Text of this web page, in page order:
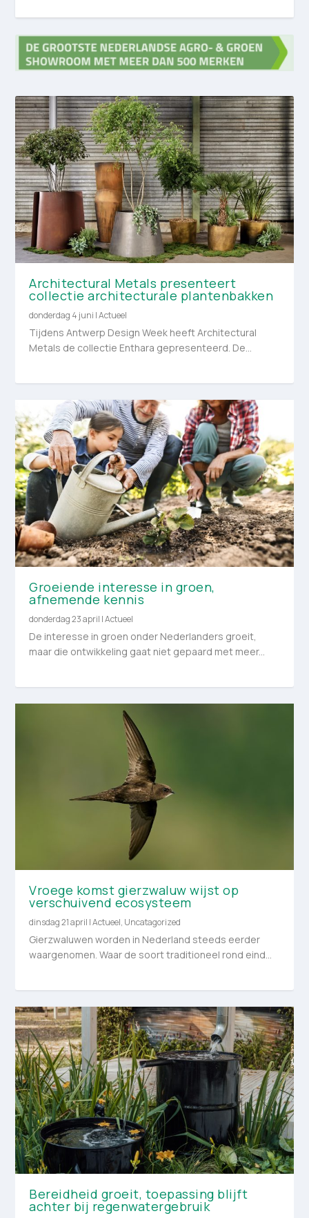
Architectural Metals presenteert
collectie architecturale plantenbakken
donderdag 4 juni |Actueel
Tijdens Antwerp Design Week heeft Architectural
Metals de collectie Enthara gepresenteerd. De...
Groeiende interesse in groen,
afnemende kennis
donderdag 23 april |Actueel
De interesse in groen onder Nederlanders groeit,
maar die ontwikkeling gaat niet gepaard met meer...
Vroege komst gierzwaluw wijst op
verschuivend ecosysteem
dinsdag 21 april |Actueel, Uncatagorized
Gierzwaluwen worden in Nederland steeds eerder
waargenomen. Waar de soort traditioneel rond eind...
Bereidheid groeit, toepassing blijft
achter bij regenwatergebruik